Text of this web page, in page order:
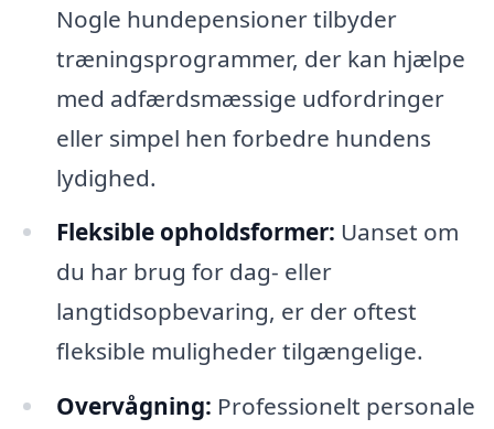
Nogle hundepensioner tilbyder
træningsprogrammer, der kan hjælpe
med adfærdsmæssige udfordringer
eller simpel hen forbedre hundens
lydighed.
Fleksible opholdsformer: Uanset om
du har brug for dag- eller
langtidsopbevaring, er der oftest
fleksible muligheder tilgængelige.
Overvågning: Professionelt personale